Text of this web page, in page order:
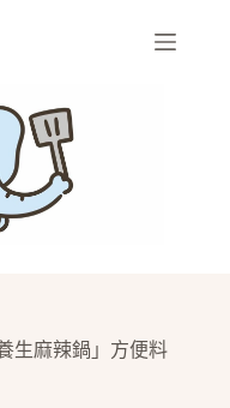
生麻辣鍋」方便料